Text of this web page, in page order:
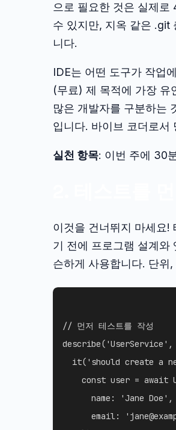
으로 필요한 것은 실제
수 있지만, 지옥 같은 .git
니다.
IDE는 어떤 도구가 작업
(무료) 제 목적에 가장 유
많은 개발자를 구분하는
입니다. 바이브 코더로서
실천 항목: 이번 주에 30
이것을 건너뛰지 마세요
기 전에 프로그램 설계와
슨하게 사용합니다. 단위
// 먼저 테스트를 작성
describe( 'UserService' ,
it( 'should create a
const user = await
name : 'Jane Doe' ,
email: